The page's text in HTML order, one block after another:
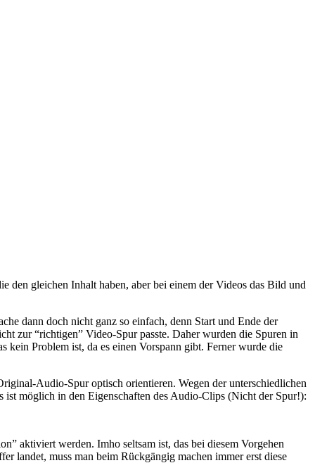
den gleichen Inhalt haben, aber bei einem der Videos das Bild und
dann doch nicht ganz so einfach, denn Start und Ende der
zur “richtigen” Video-Spur passte. Daher wurden die Spuren in
kein Problem ist, da es einen Vorspann gibt. Ferner wurde die
Audio-Spur optisch orientieren. Wegen der unterschiedlichen
ist möglich in den Eigenschaften des Audio-Clips (Nicht der Spur!):
aktiviert werden. Imho seltsam ist, das bei diesem Vorgehen
landet, muss man beim Rückgängig machen immer erst diese